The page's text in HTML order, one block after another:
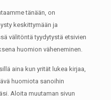
tänään, on
keskittymään ja
välitöntä tyydytystä etsivien
huomion väheneminen.
aina kun yrität lukea kirjaa,
huomiota sanoihin
Aloita muutaman sivun